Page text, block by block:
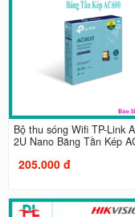
Bộ thu sóng Wifi TP-Link
2U Nano Băng Tần Kép
205.000 đ